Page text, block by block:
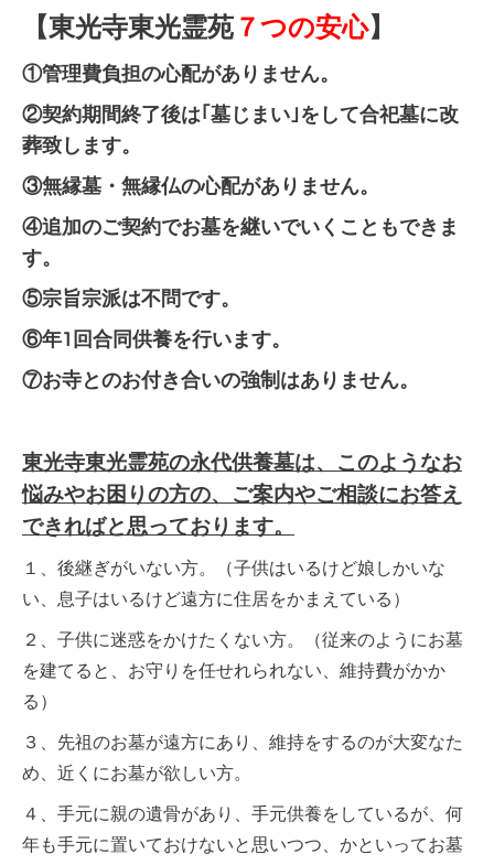
【東光寺東光霊苑 ７つの安心】
①管理費負担の心配がありません。
②契約期間終了後は｢墓じまい｣をして合祀墓に改
葬致します。
③無縁墓・無縁仏の心配がありません。
④追加のご契約でお墓を継いでいくこともできま
す。
⑤宗旨宗派は不問です。
⑥年1回合同供養を行います。
⑦お寺とのお付き合いの強制はありません。
東光寺東光霊苑の永代供養墓は、このようなお
悩みやお困りの方の、ご案内やご相談にお答え
できればと思っております。
１、後継ぎがいない方。（子供はいるけど娘しかいな
い、息子はいるけど遠方に住居をかまえている）
２、子供に迷惑をかけたくない方。（従来のようにお墓
を建てると、お守りを任せれられない、維持費がかか
る）
３、先祖のお墓が遠方にあり、維持をするのが大変なた
め、近くにお墓が欲しい方。
４、手元に親の遺骨があり、手元供養をしているが、何
年も手元に置いておけないと思いつつ、かといってお墓